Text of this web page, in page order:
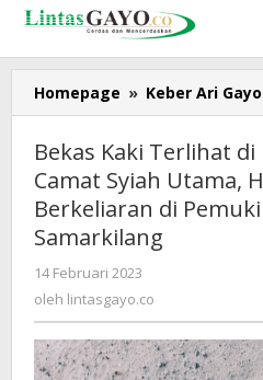
Lewati
konten
Homepage » Keber Ari Gayo
Bekas Kaki Terlihat
Camat Syiah Utama,
Berkeliaran di
Samarkilang
14 Februari 2023
oleh lintasgayo.co